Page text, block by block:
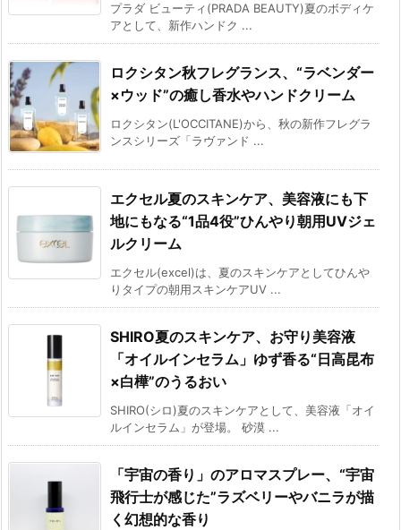
プラダ ビューティ(PRADA BEAUTY)夏のボディケ
アとして、新作ハンドク ...
ロクシタン秋フレグランス、“ラベンダー
×ウッド”の癒し香水やハンドクリーム
ロクシタン(L'OCCITANE)から、秋の新作フレグラ
ンスシリーズ「ラヴァンド ...
エクセル夏のスキンケア、美容液にも下
地にもなる“1品4役”ひんやり朝用UVジェ
ルクリーム
エクセル(excel)は、夏のスキンケアとしてひんや
りタイプの朝用スキンケアUV ...
SHIRO夏のスキンケア、お守り美容液
「オイルインセラム」ゆず香る“日高昆布
×白樺”のうるおい
SHIRO(シロ)夏のスキンケアとして、美容液「オイ
ルインセラム」が登場。 砂漠 ...
「宇宙の香り」のアロマスプレー、“宇宙
飛行士が感じた”ラズベリーやバニラが描
く幻想的な香り